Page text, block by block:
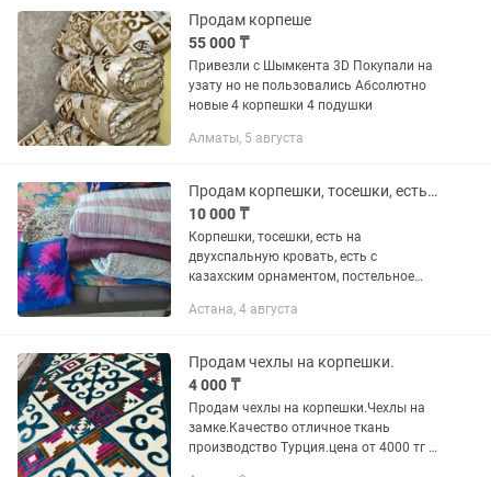
Продам корпеше
55 000 ₸
Привезли с Шымкента 3D Покупали на
узату но не пользовались Абсолютно
новые 4 корпешки 4 подушки
Алматы, 5 августа
Продам корпешки, тосешки, есть на 2х спальную кровать, постельное белье
10 000 ₸
Корпешки, тосешки, есть на
двухспальную кровать, есть с
казахским орнаментом, постельное
Астана, 4 августа
Продам чехлы на корпешки.
4 000 ₸
Продам чехлы на корпешки.Чехлы на
замке.Качество отличное ткань
производство Турция.цена от 4000 тг и